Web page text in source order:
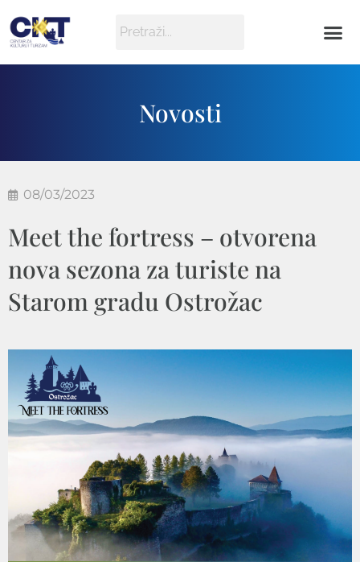
Novosti
08/03/2023
Meet the fortress – otvorena
nova sezona za turiste na
Starom gradu Ostrožac